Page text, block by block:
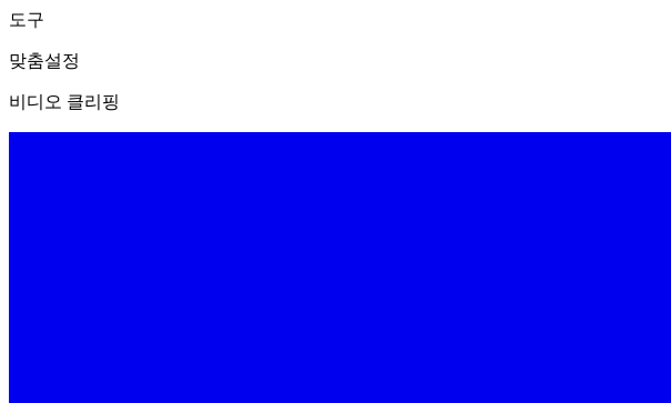
도구
맞춤설정
비디오 클리핑